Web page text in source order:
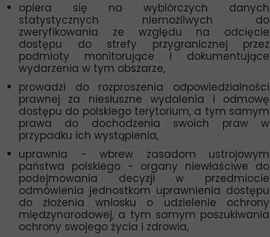
opiera się na wybiórczych danych
statystycznych niemożliwych do
zweryfikowania ze względu na odcięcie
dostępu do strefy przygranicznej przez
podmioty monitorujące i dokumentujące
wydarzenia w tym obszarze,
prowadzi do rozproszenia odpowiedzialności
prawnej za niesłuszne wydalenia i odmowę
dostępu do polskiego terytorium, a tym samym
prawa do dochodzenia swoich praw w
przypadku ich wystąpienia,
uprawnia - wbrew zasadom ustrojowym
państwa polskiego - organy niewłaściwe do
podejmowania decyzji w przedmiocie
odmówienia jednostkom uprawnienia dostępu
do złożenia wniosku o udzielenie ochrony
międzynarodowej, a tym samym poszukiwania
ochrony swojego życia i zdrowia,